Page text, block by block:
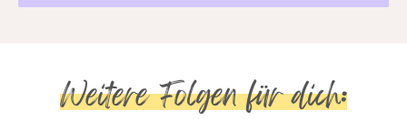
Weitere Folgen für dich: